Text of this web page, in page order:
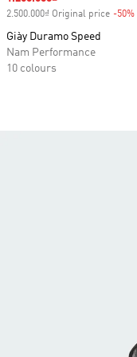
2.500.000₫ Original price -50%
Giày Duramo Speed
Nam Performance
10 colours